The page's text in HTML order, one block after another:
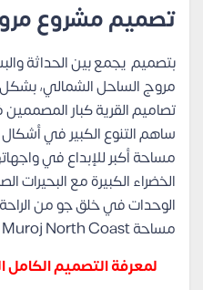
تصميم مشروع
بتصميم يجمع بين الحداثة
مروج الساحل الشمالي،
تصاميم القرية كبار
ساهم التنوع الكبير في
مساحة أكبر للإبداع في
الخضراء الكبيرة مع البحيرات
الوحدات في خلق جو من
مساحة Muroj North Coast الكلية إلى
لمعرفة التصميم الكامل